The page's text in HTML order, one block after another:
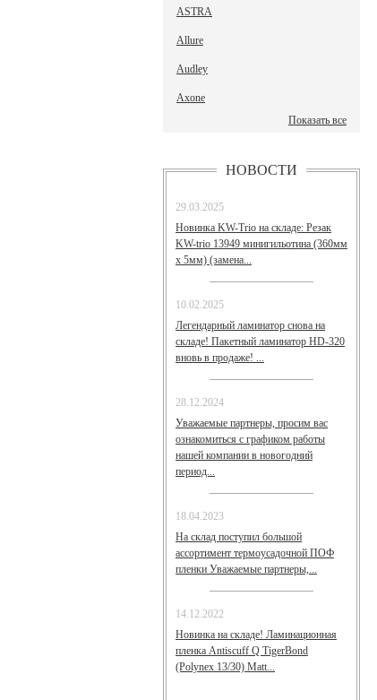
ASTRA
Allure
Audley
Axone
Показать все
НОВОСТИ
29.03.2025
Новинка KW-Trio на складе: Резак
KW-trio 13949 минигильотина (360мм
х 5мм) (замена...
10.02.2025
Легендарный ламинатор снова на
складе! Пакетный ламинатор HD-320
вновь в продаже! ...
28.12.2024
Уважаемые партнеры, просим вас
ознакомиться с графиком работы
нашей компании в новогодний
период...
18.04.2023
На склад поступил большой
ассортимент термоусадочной ПОФ
пленки Уважаемые партнеры,...
14.12.2022
Новинка на складе! Ламинационная
пленка Antiscuff Q TigerBond
(Polynex 13/30) Matt...